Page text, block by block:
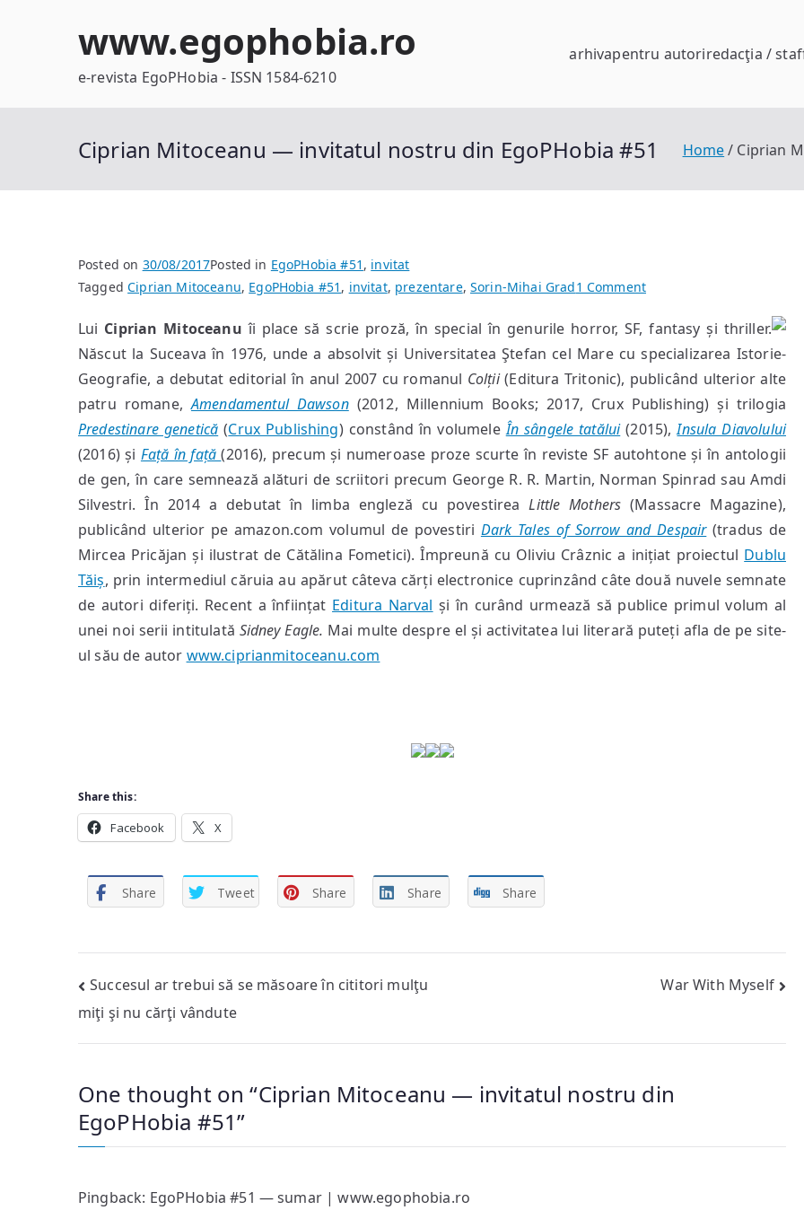
www.egophobia.ro
e-revista EgoPHobia - ISSN 1584-6210
arhivapentru autoriredacţia /
Ciprian Mitoceanu — invitatul nostru din EgoPHobia #51 Home Ciprian
Posted on 30/08/2017Posted in EgoPHobia #51 , invitat
TaggedCiprian Mitoceanu, EgoPHobia #51 , invitat, prezentare, Sorin-Mihai Grad1 Commenton
Mitoceanu
—
invitatul
nostru
din
EgoPHobia
#51
Lui Ciprian Mitoceanu îi place să scrie proză, în special în genurile horror,SF, fantasy și thriller.
Născut la Suceava în 1976, unde a absolvit și Universitatea Ştefan cel Mare cu specializarea Istorie-
Geografie, a debutat editorial în anul 2007 cu romanul Colții(Editura Tritonic), publicând ulterior alte
patru romane,Amendamentul Dawson(2012, Millennium Books; 2017, Crux Publishing) și trilogia
Predestinare genetică (Crux Publishing) constând în volumeleÎn sângele tatălui(2015),Insula Diavolului
(2016) și Față în față(2016), precum și numeroase proze scurte în reviste SF autohtone și în antologii
de gen, în care semnează alături de scriitori precum George R. R. Martin, Norman Spinrad sau Amdi
Silvestri. În 2014 a debutat în limba engleză cu povestireaLittle Mothers (Massacre Magazine),
publicând ulterior pe amazon.com volumul de povestiri Dark Tales of Sorrow and Despair(tradus de
Mircea Pricăjan și ilustrat de Cătălina Fometici). Împreună cu Oliviu Crâznic a inițiat proiectul Dublu
Tăiș, prin intermediul căruia au apărut câteva cărți electronice cuprinzând câte două nuvele semnate
de autori diferiți. Recent a înființat Editura Narval și în curând urmează să publice primul volum al
unei noi serii intitulată Sidney Eagle. Mai multe despre el și activitatea lui literară puteți afla de pe site-
ul său de autor www.ciprianmitoceanu.com
Share this:
Facebook X
Share Tweet Share Share Share
Post
navigation
Succesul ar trebui să se măsoare în cititori mulţu
miţi şi nu cărţi vândute
War With Myself
One thought on “Ciprian Mitoceanu — invitatul nostru din
EgoPHobia #51”
Pingback: EgoPHobia #51 — sumar | www.egophobia.ro